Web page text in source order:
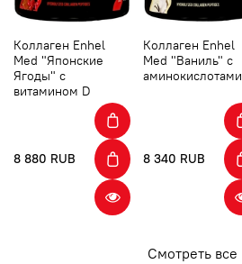
Коллаген Enhel
Med "Японские
Ягоды" с
витамином D
8 880 RUB
Коллаген Enhel
Med "Ваниль" с
аминокислотами
8 340 RUB
Смотреть все